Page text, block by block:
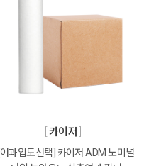
카이저
[여과입도선택] 카이저 ADM 노미널